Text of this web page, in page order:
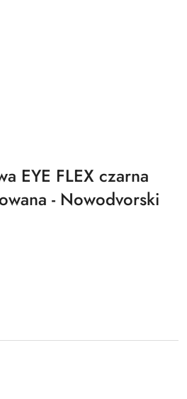
EYE FLEX czarna
- Nowodvorski